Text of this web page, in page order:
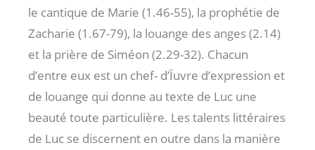
le cantique de Marie (1.46-55), la prophétie de
Zacharie (1.67-79), la louange des anges (2.14)
et la prière de Siméon (2.29-32). Chacun
d’entre eux est un chef- d’Ïuvre d’expression et
de louange qui donne au texte de Luc une
beauté toute particulière. Les talents littéraires
de Luc se discernent en outre dans la manière